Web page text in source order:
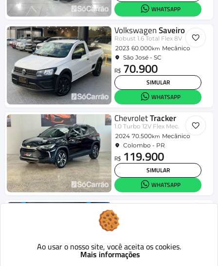
WHATSAPP
VolkswagenSaveiro
Robust 1.6 Total Flex 8V
2023 60.000km Mecânico
São José - SC
R$ 70.900
SIMULAR
WHATSAPP
ChevroletTracker
1.0 Turbo 12V Flex Mec.
2024 70.500km Mecânico
Colombo - PR
R$ 119.900
SIMULAR
WHATSAPP
JeepCompass
LIMITED 2.0 4x2 Flex 16V Aut.
2019
R$ 95.990
Ao usar o nosso site, você aceita os cookies.
Mais informações